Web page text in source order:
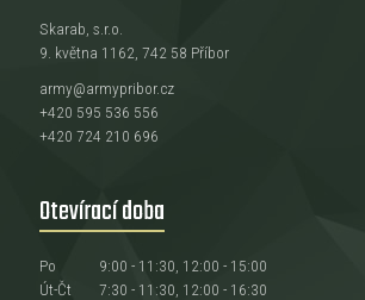
Skarab, s.r.o.
9. května 1162, 742 58 Příbor
army@armypribor.cz
+420 595 536 556
+420 724 210 696
Otevírací doba
Po
9:00 - 11:30, 12:00 - 15:00
Út-Čt
7:30 - 11:30, 12:00 - 16:30